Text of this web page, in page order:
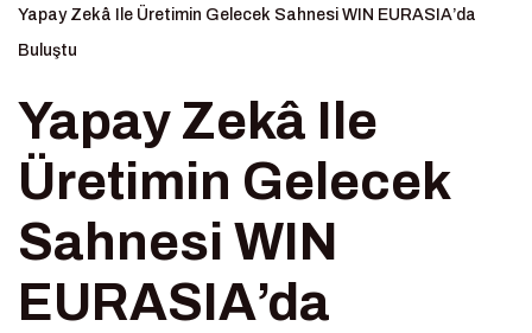
Yapay Zekâ Ile Üretimin Gelecek Sahnesi WIN EURASIA’da
Buluştu
Yapay Zekâ Ile
Üretimin Gelecek
Sahnesi WIN
EURASIA’da